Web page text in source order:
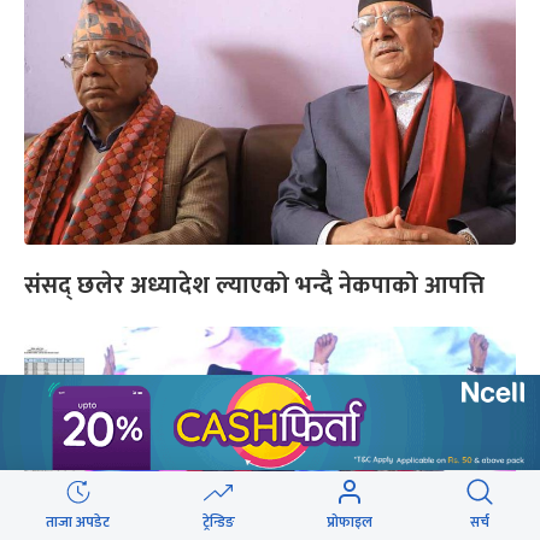
संसद् छलेर अध्यादेश ल्याएको भन्दै नेकपाको आपत्ति
ताजा अपडेट ट्रेन्डिङ प्रोफाइल सर्च